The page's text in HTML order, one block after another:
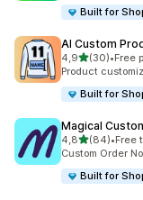
Built for
AI Custom
4,95 yıldız
(30)
toplam 30•Free
Product
Built for
Magical
4,85 yıldız
(84)
toplam 84•Free
Custom Order
Built for